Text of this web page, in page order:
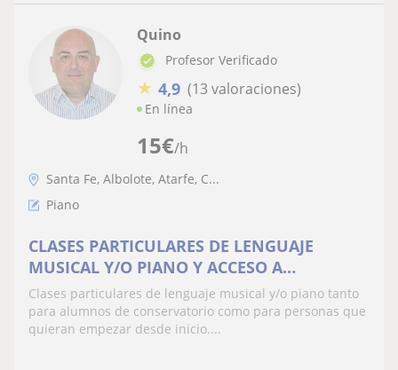
15€/h
Quino
Profesor Verificado
★ 4,9 (13 valoraciones)
En línea
Santa Fe, Albolote, Atarfe, C...
Piano
CLASES PARTICULARES DE LENGUAJE
MUSICAL Y/O PIANO Y ACCESO A
CONSERVATORIO
Clases particulares de lenguaje musical y/o piano tanto
para alumnos de conservatorio como para personas que
quieran empezar desde inicio....